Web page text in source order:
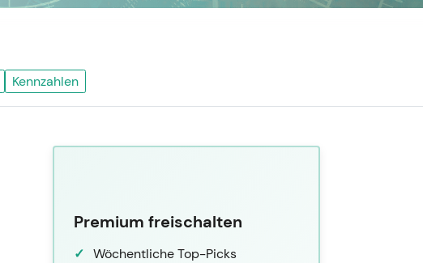
Kennzahlen
Premium freischalten
Wöchentliche Top-Picks